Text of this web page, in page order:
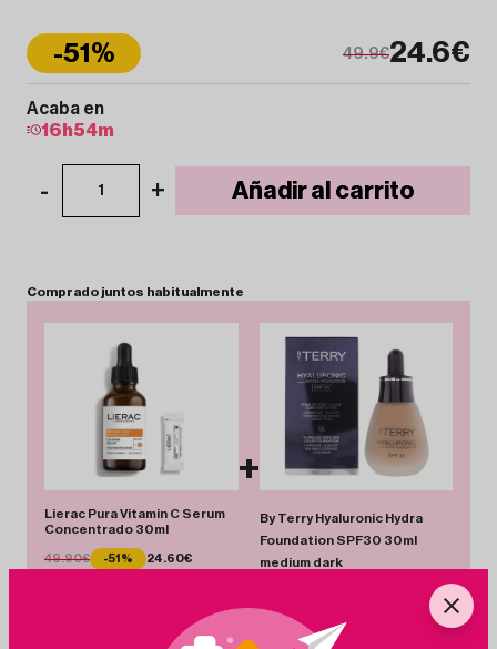
24.6€
-51% 49.9€
Acaba en
16 h54m
- 1 + Añadir al carrito
Comprado juntos habitualmente
Lierac Pura Vitamin C Serum
Concentrado 30ml
49.90€ -51% 24.60€
+
By Terry Hyaluronic Hydra
Foundation SPF30 30ml
medium dark